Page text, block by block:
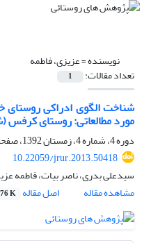
نویسنده =عزیزی، فاطمه
تعداد مقالات: 1
شناخت الگوی ادراکی
مورد مطالعاتی: روستای
دوره 4، شماره 4، زمستان 1392، صفحه
10.22059/jrur.2013.50418
سیدعلی بدری، ناصر بیات، فاطمه
مشاهده مقاله
اصل مقاله K